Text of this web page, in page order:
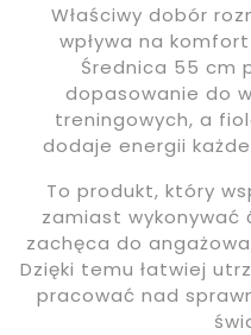
Właściwy dobór
wpływa na
Średnica 55 cm
dopasowanie do
treningowych, a
dodaje energii
To produkt, który
zamiast wykonywać
zachęca do
Dzięki temu łatwiej
pracować nad